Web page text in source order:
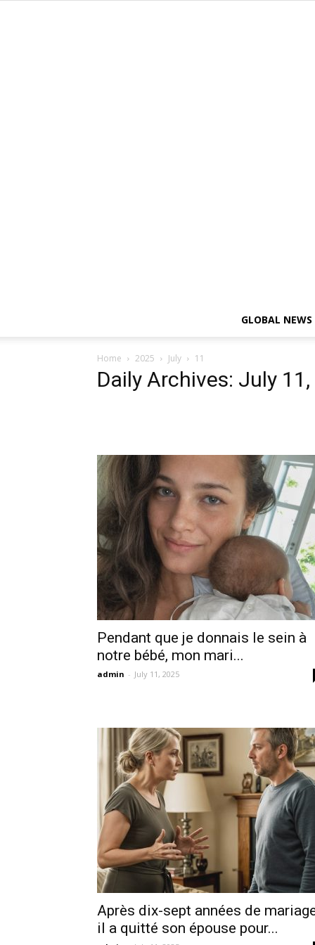
GLOBAL NEWS
Home 2025 July 11
Daily Archives: July
Pendant que je donnais le sein à
notre bébé, mon mari...
admin - July 11, 2025
Après dix-sept années de
il a quitté son épouse pour...